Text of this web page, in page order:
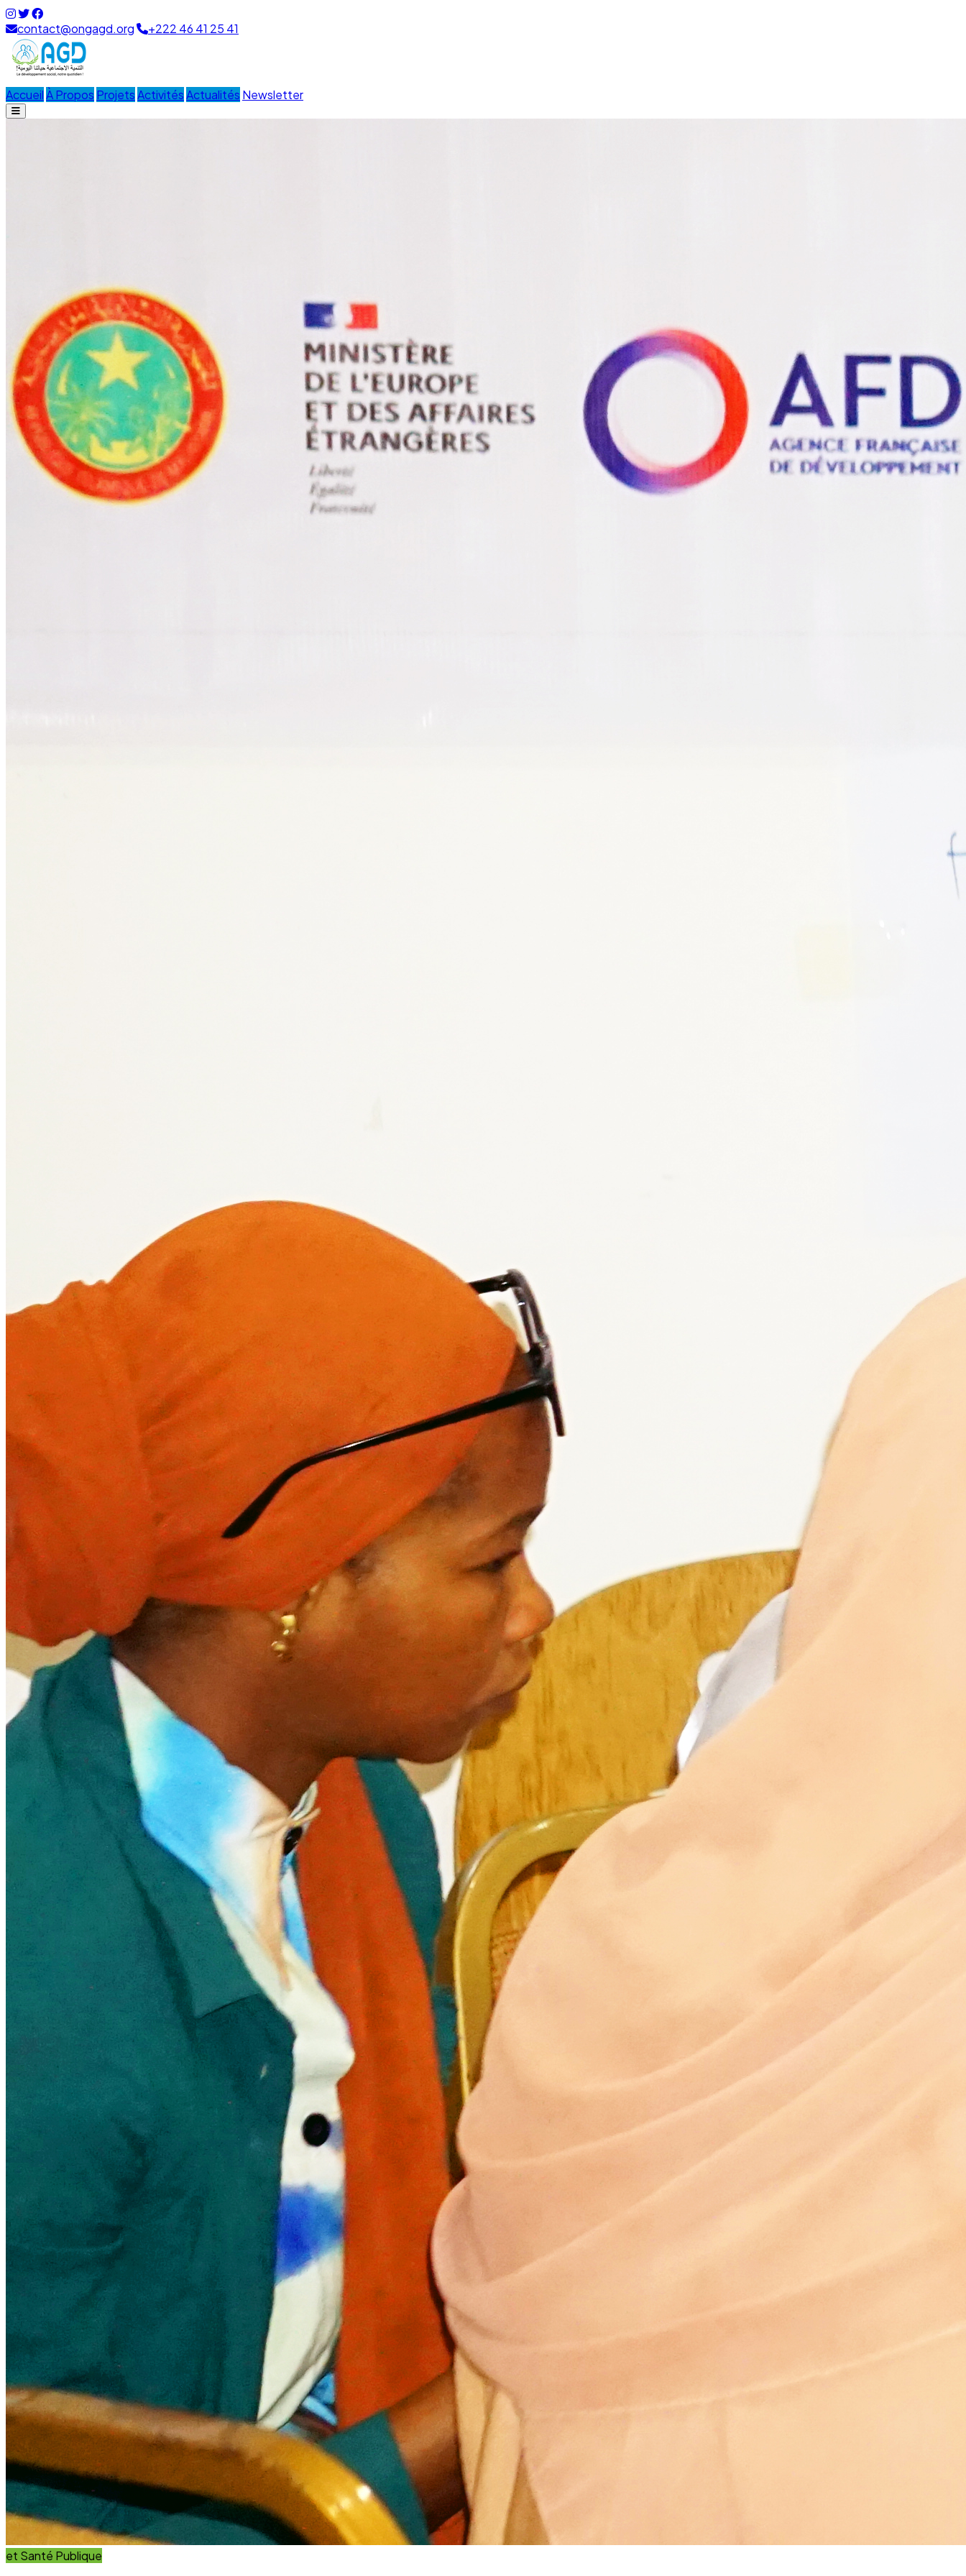
contact@ongagd.org +222 46 41 25 41
AccueilÀ Propos ProjetsActivitésActualités Newsletter
et Santé Publique